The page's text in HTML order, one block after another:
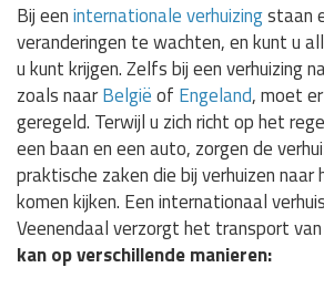
Bij eeninternationale verhuizingstaan
veranderingen te wachten, en kunt u
u kunt krijgen. Zelfs bij een verhuizing
zoals naarBelgiëof Engeland, moet
geregeld. Terwijl u zich richt op het
een baan en een auto, zorgen de
praktische zaken die bij verhuizen
komen kijken. Een internationaal
Veenendaal verzorgt het transport
kan op verschillende manieren: